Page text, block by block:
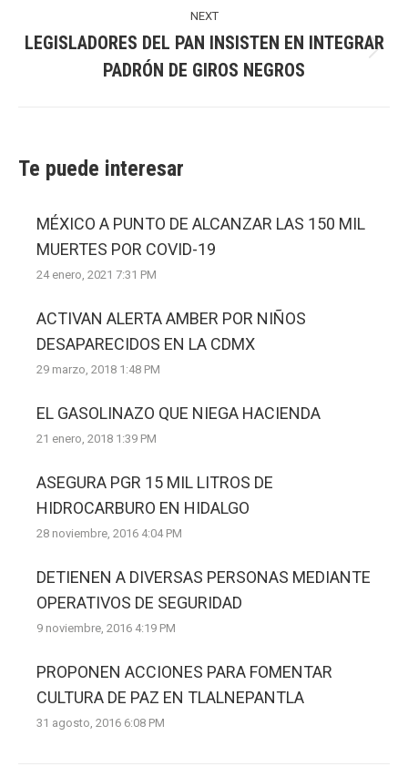
NEXT
post:
LEGISLADORES DEL PAN INSISTEN EN INTEGRAR
PADRÓN DE GIROS NEGROS
Te puede interesar
MÉXICO A PUNTO DE ALCANZAR LAS 150 MIL
MUERTES POR COVID-19
24 enero, 2021 7:31 PM
ACTIVAN ALERTA AMBER POR NIÑOS
DESAPARECIDOS EN LA CDMX
29 marzo, 2018 1:48 PM
EL GASOLINAZO QUE NIEGA HACIENDA
21 enero, 2018 1:39 PM
ASEGURA PGR 15 MIL LITROS DE
HIDROCARBURO EN HIDALGO
28 noviembre, 2016 4:04 PM
DETIENEN A DIVERSAS PERSONAS MEDIANTE
OPERATIVOS DE SEGURIDAD
9 noviembre, 2016 4:19 PM
PROPONEN ACCIONES PARA FOMENTAR
CULTURA DE PAZ EN TLALNEPANTLA
31 agosto, 2016 6:08 PM